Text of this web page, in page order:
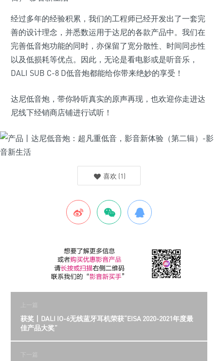
经过多年的经验积累，我们的工程师已经开发出了一套完
善的设计理念，并悉数运用于达尼的各款产品中。我们在
完善低音炮功能的同时，亦保留了宽分散性、时间同步性
以及低损耗等优点。因此，无论是看电影或是听音乐，
DALI SUB C-8 D低音炮都能给你带来绝妙的享受！
达尼低音炮，带你聆听真实的原声再现，也欢迎你走进达
尼线下经销商店铺进行试听！
喜欢 (1)
上一篇
获奖丨DALI IO-6无线蓝牙耳机荣获“EISA 2020-2021年度最
佳产品大奖”
下一篇